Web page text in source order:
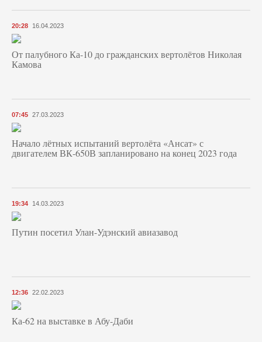
20:28 16.04.2023
От палубного Ка-10 до гражданских вертолётов Николая
Камова
07:45 27.03.2023
Начало лётных испытаний вертолёта «Ансат» с
двигателем ВК-650В запланировано на конец 2023 года
19:34 14.03.2023
Путин посетил Улан-Удэнский авиазавод
12:36 22.02.2023
Ка-62 на выставке в Абу-Даби